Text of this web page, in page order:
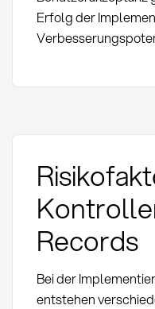
Erfolg der
Records
Bei der
entstehen